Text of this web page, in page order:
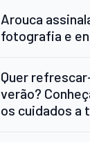
Arouca
fotografia e
Quer
verão?
os cuidados a